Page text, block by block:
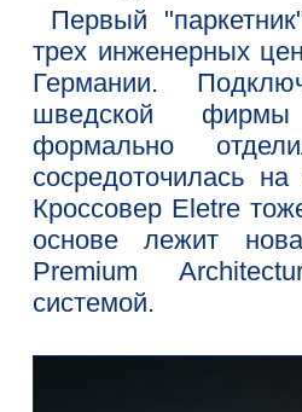
Первый
трех инженерных
Германии.
шведской
формально
сосредоточилась
Кроссовер Eletre
основе лежит
Premium
системой.